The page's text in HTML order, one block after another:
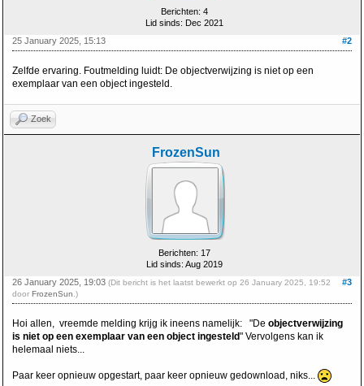
Berichten: 4
Lid sinds: Dec 2021
#2
25 January 2025, 15:13
Zelfde ervaring. Foutmelding luidt: De objectverwijzing is niet op een
exemplaar van een object ingesteld.
Zoek
FrozenSun
Berichten: 17
Lid sinds: Aug 2019
#3
26 January 2025, 19:03 (Dit bericht is het laatst bewerkt op 26 January 2025, 19:52
door FrozenSun .)
Hoi allen, vreemde melding krijg ik ineens namelijk: "De objectverwijzing
is niet op een exemplaar van een object ingesteld" Vervolgens kan ik
helemaal niets...
Paar keer opnieuw opgestart, paar keer opnieuw gedownload, niks...